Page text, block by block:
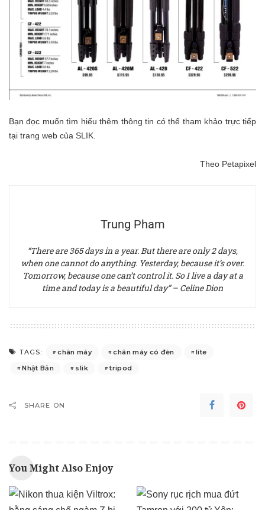
Bạn đọc muốn tìm hiểu thêm thông tin có thể tham khảo trực tiếp
tại trang web của SLIK.
Theo Petapixel
Trung Pham
“There are 365 days in a year. But there are only 2 days,
when one cannot do anything. Yesterday, because it’s over.
Tomorrow, because one can’t control it. So I live a day at a
time and today is a beautiful day” – Celine Dion
TAGS: chân máy chân máy có đèn
lite
Nhật Bản
slik tripod
SHARE ON
You Might Also Enjoy